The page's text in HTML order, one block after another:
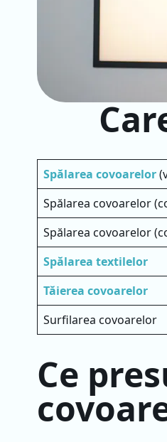
Spălarea covoarelor
Spălarea covoarelor
Spălarea covoarelor
Spălarea textilelor
Tăierea covoarelor
Surfilarea covoarelor
Ce